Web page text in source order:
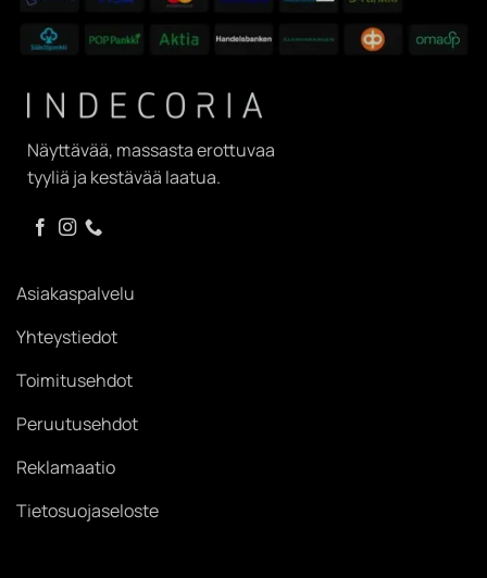
Näyttävää, massasta erottuvaa
tyyliä ja kestävää laatua.
Asiakaspalvelu
Yhteystiedot
Toimitusehdot
Peruutusehdot
Reklamaatio
Tietosuojaseloste